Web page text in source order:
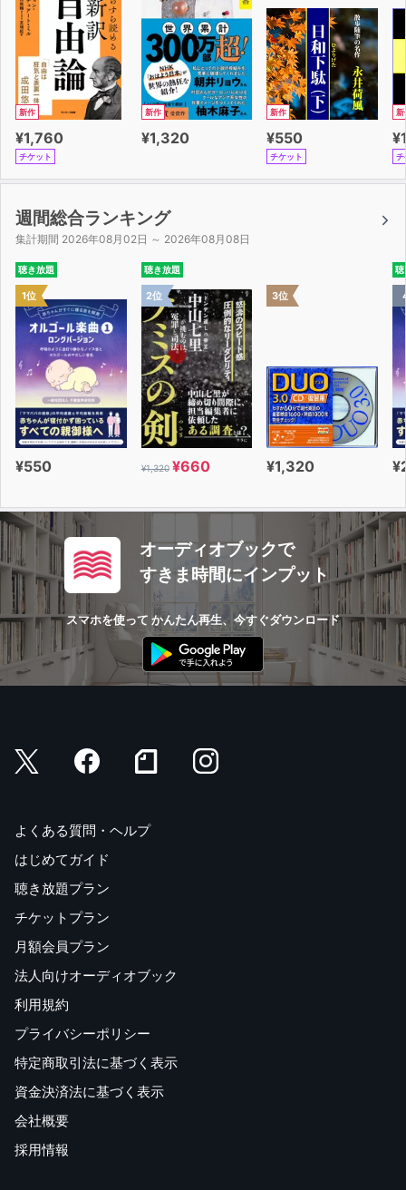
新作
¥1,760
チケット
新作
¥1,320
新作
¥550
チケット
新
チ
週間総合ランキング
集計期間 2026年08月02日 ～ 2026年08月08日
聴き放題
1位
¥550
聴き放題
2位
¥1,320 ¥660
3位
¥1,320
聴
オーディオブックで
すきま時間にインプット
スマホを使って かんたん再生、今すぐダウンロード
よくある質問・ヘルプ
はじめてガイド
聴き放題プラン
チケットプラン
月額会員プラン
法人向けオーディオブック
利用規約
プライバシーポリシー
特定商取引法に基づく表示
資金決済法に基づく表示
会社概要
採用情報